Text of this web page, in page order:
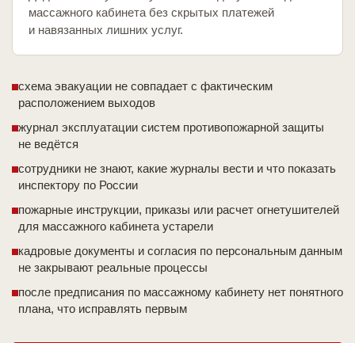
массажного кабинета без скрытых платежей
и навязанных лишних услуг.
схема эвакуации не совпадает с фактическим
расположением выходов
журнал эксплуатации систем противопожарной защиты
не ведётся
сотрудники не знают, какие журналы вести и что показать
инспектору по России
пожарные инструкции, приказы или расчет огнетушителей
для массажного кабинета устарели
кадровые документы и согласия по персональным данным
не закрывают реальные процессы
после предписания по массажному кабинету нет понятного
плана, что исправлять первым